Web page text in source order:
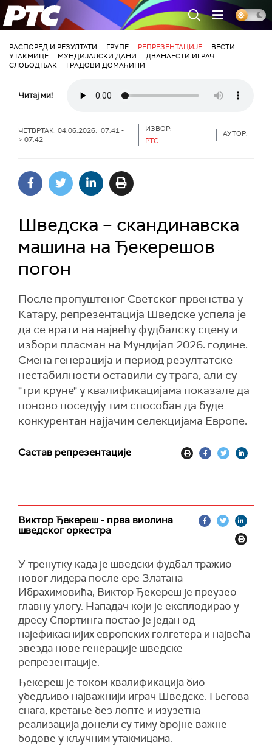
РТС
РАСПОРЕД И РЕЗУЛТАТИ ГРУПЕ РЕПРЕЗЕНТАЦИЈЕ
ВЕСТИ
УТАКМИЦЕ
МУНДИЈАЛСКИ ДАНИ
ДВАНАЕСТИ ИГРАЧ
СЛОБОДЊАК
ГРАДОВИ ДОМАЋИНИ
Читај ми!
ЧЕТВРТАК, 04.06.2026, 07:41 -
> 07:42
ИЗВОР:
РТС
АУТОР:
Шведска – скандинавска
машина на Ђекерешов
погон
После пропуштеног Светског првенства у
Катару, репрезентација Шведске успела је
да се врати на највећу фудбалску сцену и
избори пласман на Мундијал 2026. године.
Смена генерација и период резултатске
нестабилности оставили су трага, али су
"три круне" у квалификацијама показале да
поново поседују тим способан да буде
конкурентан најјачим селекцијама Европе.
Састав репрезентације
Виктор Ђекереш - прва виолина
шведског оркестра
У тренутку када је шведски фудбал тражио
новог лидера после ере Златана
Ибрахимовића, Виктор Ђекереш је преузео
главну улогу. Нападач који је експлодирао у
дресу Спортинга постао је један од
најефикаснијих европских голгетера и највећа
звезда нове генерације шведске
репрезентације.
Ђекереш је током квалификација био
убедљиво најважнији играч Шведске. Његова
снага, кретање без лопте и изузетна
реализација донели су тиму бројне важне
бодове у кључним утакмицама.